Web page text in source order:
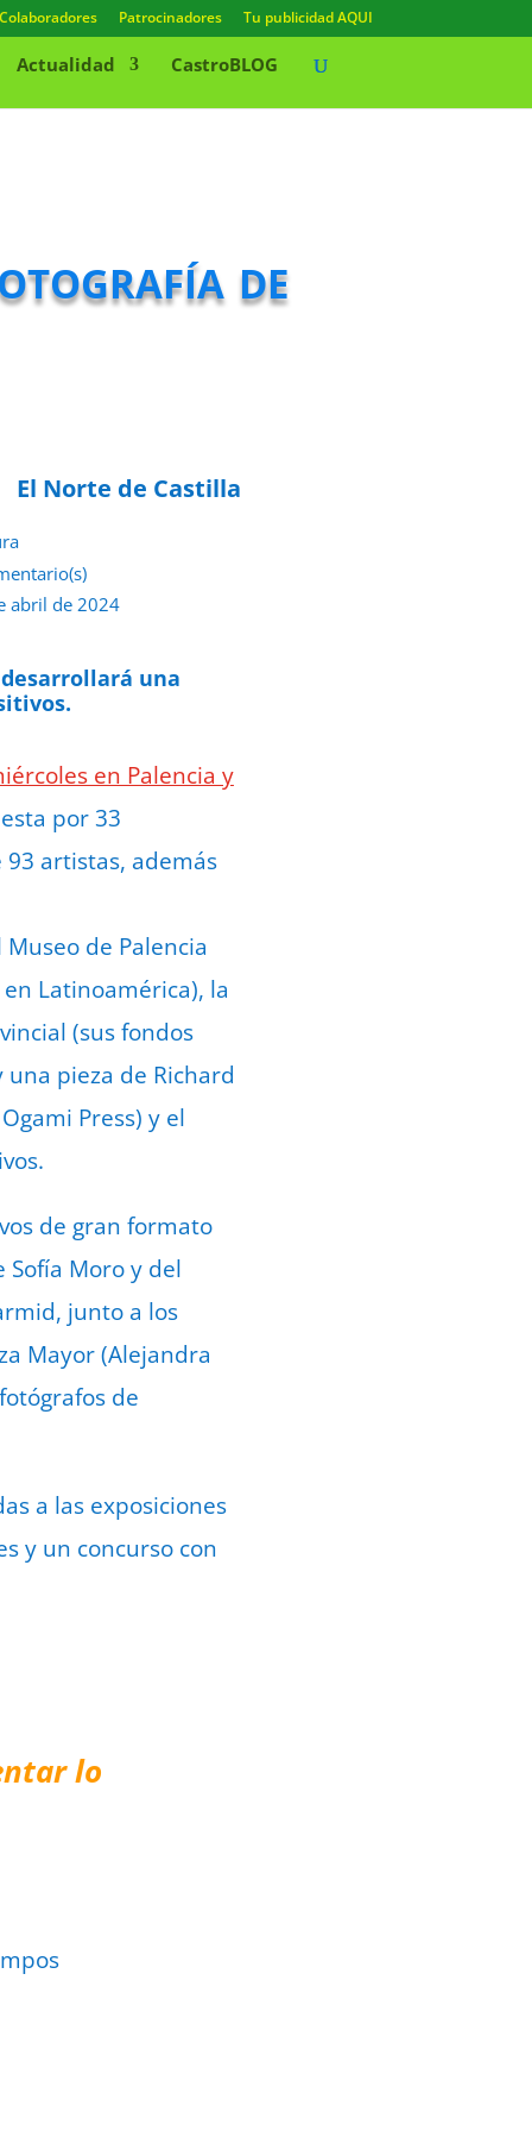
Colaboradores Patrocinadores Tu publicidad AQUI
Actualidad CastroBLOG
de
El Norte de Castilla
abril de 2024
una
en Palencia y
por 33
artistas, además
de Palencia
Latinoamérica), la
(sus fondos
pieza de Richard
Press) y el
de gran formato
Moro y del
junto a los
Mayor (Alejandra
de
a las exposiciones
y un concurso con
lo